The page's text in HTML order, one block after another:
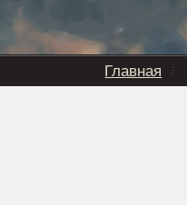
Главная